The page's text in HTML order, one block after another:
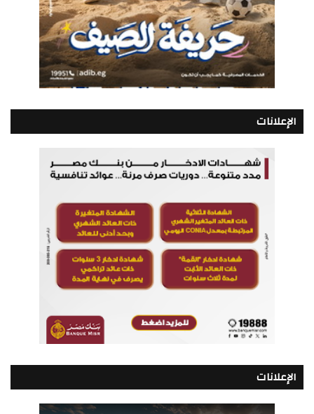
الإعلانات
الإعلانات